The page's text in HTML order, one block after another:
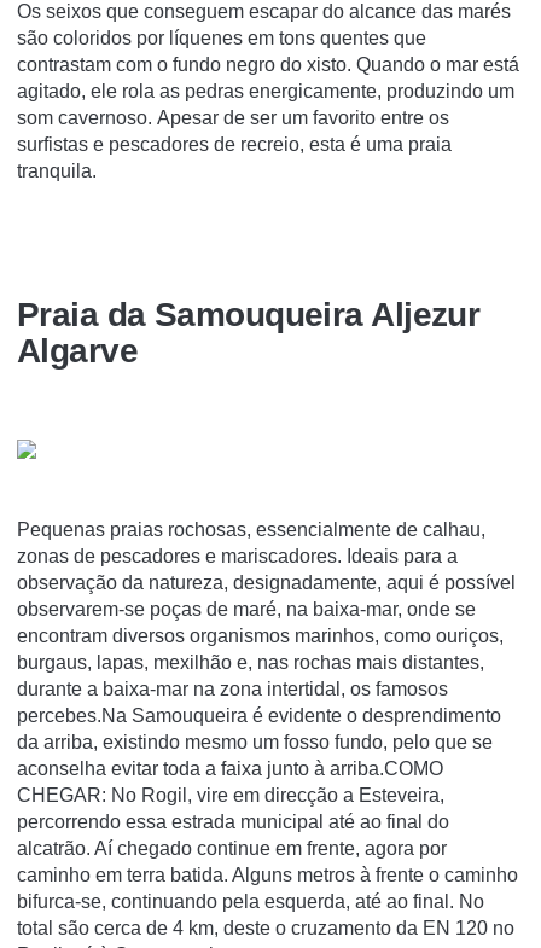
Os seixos que conseguem escapar do alcance das marés
são coloridos por líquenes em tons quentes que
contrastam com o fundo negro do xisto. Quando o mar está
agitado, ele rola as pedras energicamente, produzindo um
som cavernoso. Apesar de ser um favorito entre os
surfistas e pescadores de recreio, esta é uma praia
tranquila.
Praia da Samouqueira Aljezur
Algarve
Pequenas praias rochosas, essencialmente de calhau,
zonas de pescadores e mariscadores. Ideais para a
observação da natureza, designadamente, aqui é possível
observarem-se poças de maré, na baixa-mar, onde se
encontram diversos organismos marinhos, como ouriços,
burgaus, lapas, mexilhão e, nas rochas mais distantes,
durante a baixa-mar na zona intertidal, os famosos
percebes.Na Samouqueira é evidente o desprendimento
da arriba, existindo mesmo um fosso fundo, pelo que se
aconselha evitar toda a faixa junto à arriba.COMO
CHEGAR: No Rogil, vire em direcção a Esteveira,
percorrendo essa estrada municipal até ao final do
alcatrão. Aí chegado continue em frente, agora por
caminho em terra batida. Alguns metros à frente o caminho
bifurca-se, continuando pela esquerda, até ao final. No
total são cerca de 4 km, deste o cruzamento da EN 120 no